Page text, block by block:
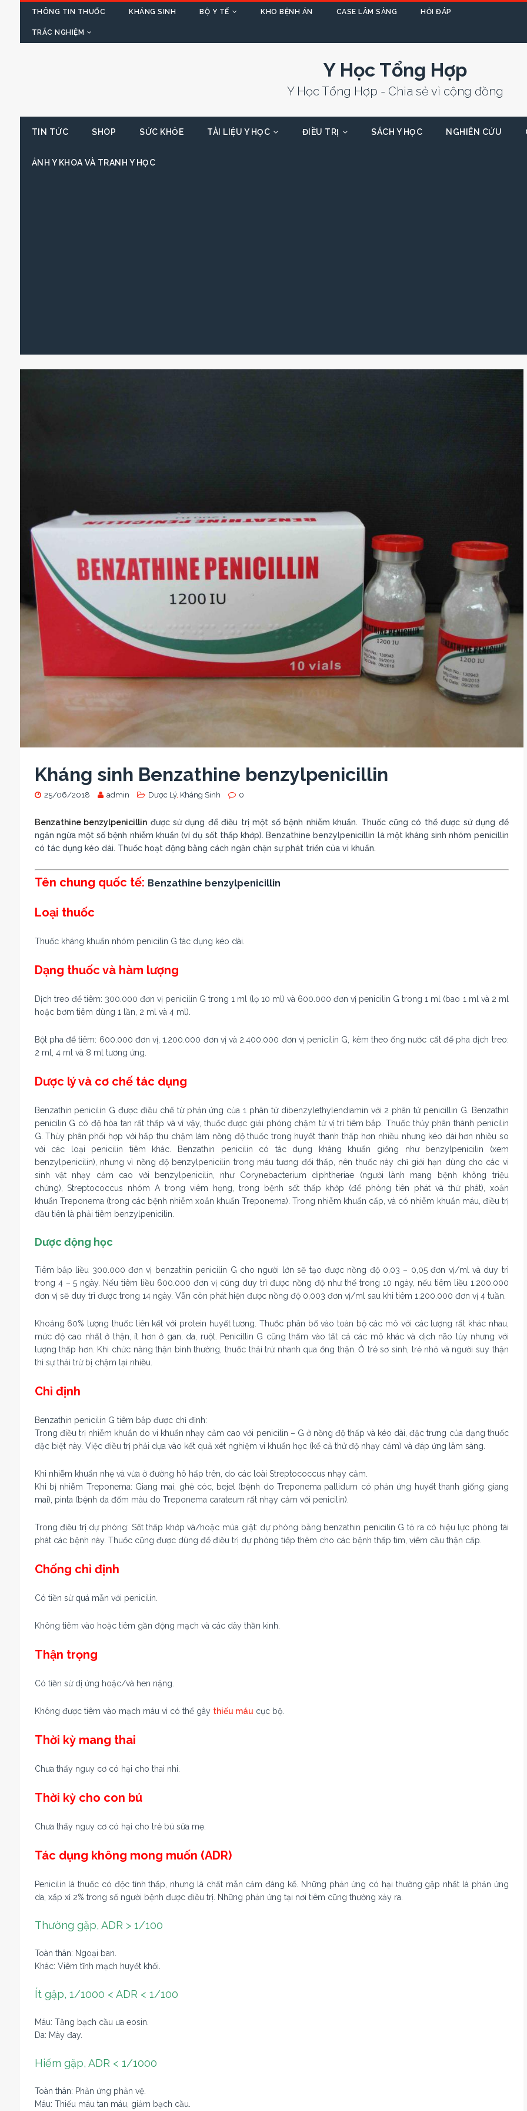
THÔNG TIN THUỐC KHÁNG SINH BỘ Y TẾ KHO BỆNH ÁN CASE LÂM SÀNG HỎI ĐÁP
TRẮC NGHIỆM
Y Học Tổng Hợp
Y Học Tổng Hợp - Chia sẻ vì cộng đồng
TIN TỨC SHOP SỨC KHỎE TÀI LIỆU Y HỌC ĐIỀU TRỊ SÁCH Y HỌC NGHIÊN CỨU
ẢNH Y KHOA VÀ TRANH Y HỌC
Kháng sinh Benzathine benzylpenicillin
25/06/2018 admin Dược Lý, Kháng Sinh 0
Benzathine benzylpenicillin được sử dụng để điều trị một số bệnh nhiễm khuẩn. Thuốc cũng có thể được sử dụng để
ngăn ngừa một số bệnh nhiễm khuẩn (ví dụ sốt thấp khớp). Benzathine benzylpenicillin là một kháng sinh nhóm penicillin
có tác dụng kéo dài. Thuốc hoạt động bằng cách ngăn chặn sự phát triển của vi khuẩn.
Tên chung quốc tế: Benzathine benzylpenicillin
Loại thuốc
Thuốc kháng khuẩn nhóm penicilin G tác dụng kéo dài.
Dạng thuốc và hàm lượng
Dịch treo để tiêm: 300.000 đơn vị penicilin G trong 1 ml (lọ 10 ml) và 600.000 đơn vị penicilin G trong 1 ml (bao 1 ml và 2 ml
hoặc bơm tiêm dùng 1 lần, 2 ml và 4 ml).
Bột pha để tiêm: 600.000 đơn vị, 1.200.000 đơn vị và 2.400.000 đơn vị penicilin G, kèm theo ống nước cất để pha dịch treo:
2 ml, 4 ml và 8 ml tương ứng.
Dược lý và cơ chế tác dụng
Benzathin penicilin G được điều chế từ phản ứng của 1 phân tử dibenzylethylendiamin với 2 phân tử penicillin G. Benzathin
penicilin G có độ hòa tan rất thấp và vì vậy, thuốc được giải phóng chậm từ vị trí tiêm bắp. Thuốc thủy phân thành penicilin
G. Thủy phân phối hợp với hấp thu chậm làm nồng độ thuốc trong huyết thanh thấp hơn nhiều nhưng kéo dài hơn nhiều so
với các loại penicilin tiêm khác. Benzathin penicilin có tác dụng kháng khuẩn giống như benzylpenicilin (xem
benzylpenicilin), nhưng vì nồng độ benzylpenicilin trong máu tương đối thấp, nên thuốc này chỉ giới hạn dùng cho các vi
sinh vật nhạy cảm cao với benzylpenicilin, như Corynebacterium diphtheriae (người lành mang bệnh không triệu
chứng), Streptococcus nhóm A trong viêm họng, trong bệnh sốt thấp khớp (để phòng tiên phát và thứ phát), xoắn
khuẩn Treponema (trong các bệnh nhiễm xoắn khuẩn Treponema). Trong nhiễm khuẩn cấp, và có nhiễm khuẩn máu, điều trị
đầu tiên là phải tiêm benzylpenicilin.
Dược động học
Tiêm bắp liều 300.000 đơn vị benzathin penicilin G cho người lớn sẽ tạo được nồng độ 0,03 – 0,05 đơn vị/ml và duy trì
trong 4 – 5 ngày. Nếu tiêm liều 600.000 đơn vị cũng duy trì được nồng độ như thế trong 10 ngày, nếu tiêm liều 1.200.000
đơn vị sẽ duy trì được trong 14 ngày. Vẫn còn phát hiện được nồng độ 0,003 đơn vị/ml sau khi tiêm 1.200.000 đơn vị 4 tuần.
Khoảng 60% lượng thuốc liên kết với protein huyết tương. Thuốc phân bố vào toàn bộ các mô với các lượng rất khác nhau,
mức độ cao nhất ở thận, ít hơn ở gan, da, ruột. Penicillin G cũng thấm vào tất cả các mô khác và dịch não tủy nhưng với
lượng thấp hơn. Khi chức năng thận bình thường, thuốc thải trừ nhanh qua ống thận. Ở trẻ sơ sinh, trẻ nhỏ và người suy thận
thì sự thải trừ bị chậm lại nhiều.
Chỉ định
Benzathin penicilin G tiêm bắp được chỉ định:
Trong điều trị nhiễm khuẩn do vi khuẩn nhạy cảm cao với penicilin – G ở nồng độ thấp và kéo dài, đặc trưng của dạng thuốc
đặc biệt này. Việc điều trị phải dựa vào kết quả xét nghiệm vi khuẩn học (kể cả thử độ nhạy cảm) và đáp ứng lâm sàng.
Khi nhiễm khuẩn nhẹ và vừa ở đường hô hấp trên, do các loài Streptococcus nhạy cảm.
Khi bị nhiễm Treponema: Giang mai, ghẻ cóc, bejel (bệnh do Treponema pallidum có phản ứng huyết thanh giống giang
mai), pinta (bệnh da đốm màu do Treponema carateum rất nhạy cảm với penicilin).
Trong điều trị dự phòng: Sốt thấp khớp và/hoặc múa giật: dự phòng bằng benzathin penicilin G tỏ ra có hiệu lực phòng tái
phát các bệnh này. Thuốc cũng được dùng để điều trị dự phòng tiếp thêm cho các bệnh thấp tim, viêm cầu thận cấp.
Chống chỉ định
Có tiền sử quá mẫn với penicilin.
Không tiêm vào hoặc tiêm gần động mạch và các dây thần kinh.
Thận trọng
Có tiền sử dị ứng hoặc/và hen nặng.
Không được tiêm vào mạch máu vì có thể gây thiếu máu cục bộ.
Thời kỳ mang thai
Chưa thấy nguy cơ có hại cho thai nhi.
Thời kỳ cho con bú
Chưa thấy nguy cơ có hại cho trẻ bú sữa mẹ.
Tác dụng không mong muốn (ADR)
Penicilin là thuốc có độc tính thấp, nhưng là chất mẫn cảm đáng kể. Những phản ứng có hại thường gặp nhất là phản ứng
da, xấp xỉ 2% trong số người bệnh được điều trị. Những phản ứng tại nơi tiêm cũng thường xảy ra.
Thường gặp, ADR > 1/100
Toàn thân: Ngoại ban.
Khác: Viêm tĩnh mạch huyết khối.
Ít gặp, 1/1000 < ADR < 1/100
Máu: Tăng bạch cầu ưa eosin.
Da: Mày đay.
Hiếm gặp, ADR < 1/1000
Toàn thân: Phản ứng phản vệ.
Máu: Thiếu máu tan máu, giảm bạch cầu.